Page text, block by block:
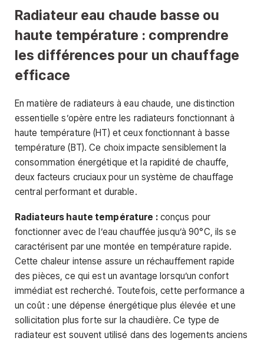
Radiateur eau chaude basse ou
haute température : comprendre
les différences pour un chauffage
efficace
En matière de radiateurs à eau chaude, une distinction
essentielle s’opère entre les radiateurs fonctionnant à
haute température (HT) et ceux fonctionnant à basse
température (BT). Ce choix impacte sensiblement la
consommation énergétique et la rapidité de chauffe,
deux facteurs cruciaux pour un système de chauffage
central performant et durable.
Radiateurs haute température :conçus pour
fonctionner avec de l’eau chauffée jusqu’à 90°C, ils se
caractérisent par une montée en température rapide.
Cette chaleur intense assure un réchauffement rapide
des pièces, ce qui est un avantage lorsqu’un confort
immédiat est recherché. Toutefois, cette performance a
un coût : une dépense énergétique plus élevée et une
sollicitation plus forte sur la chaudière. Ce type de
radiateur est souvent utilisé dans des logements anciens